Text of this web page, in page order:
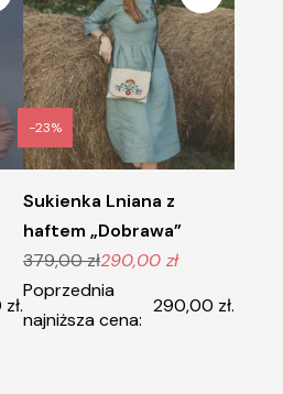
zł.
-23%
Sukienka Lniana z
haftem „Dobrawa”
379,00zł
Pierwotna
cena
wynosiła:
290,00 zł
Aktualna
cena
wynosi:
Poprzednia
najniższa cena:
290,00 zł.